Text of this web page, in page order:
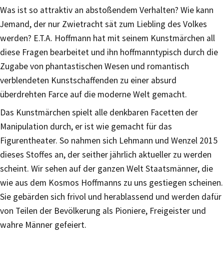
Was ist so attraktiv an abstoßendem Verhalten? Wie kann
Jemand, der nur Zwietracht sät zum Liebling des Volkes
werden? E.T.A. Hoffmann hat mit seinem Kunstmärchen all
diese Fragen bearbeitet und ihn hoffmanntypisch durch die
Zugabe von phantastischen Wesen und romantisch
verblendeten Kunstschaffenden zu einer absurd
überdrehten Farce auf die moderne Welt gemacht.
Das Kunstmärchen spielt alle denkbaren Facetten der
Manipulation durch, er ist wie gemacht für das
Figurentheater. So nahmen sich Lehmann und Wenzel 2015
dieses Stoffes an, der seither jährlich aktueller zu werden
scheint. Wir sehen auf der ganzen Welt Staatsmänner, die
wie aus dem Kosmos Hoffmanns zu uns gestiegen scheinen.
Sie gebärden sich frivol und herablassend und werden dafür
von Teilen der Bevölkerung als Pioniere, Freigeister und
wahre Männer gefeiert.